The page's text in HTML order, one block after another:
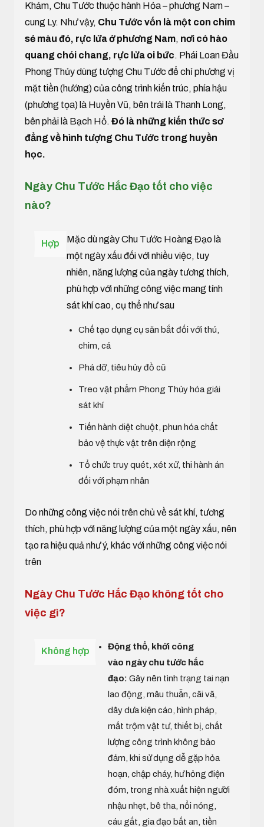
Khảm, Chu Tước thuộc hành Hỏa – phương Nam –
cung Ly. Như vậy, Chu Tước vốn là một con chim
sẻ màu đỏ, rực lửa ở phương Nam, nơi có hào
quang chói chang, rực lửa oi bức. Phái Loan Đầu
Phong Thủy dùng tượng Chu Tước để chỉ phương vị
mặt tiền (hướng) của công trình kiến trúc, phía hậu
(phương tọa) là Huyền Vũ, bên trái là Thanh Long,
bên phải là Bạch Hổ. Đó là những kiến thức sơ
đẳng về hình tượng Chu Tước trong huyền
học.
Ngày Chu Tước Hắc Đạo tốt cho việc
nào?
Hợp
Mặc dù ngày Chu Tước Hoàng Đạo là
một ngày xấu đối với nhiều việc, tuy
nhiên, năng lượng của ngày tương thích,
phù hợp với những công việc mang tính
sát khí cao, cụ thể như sau
Chế tạo dụng cụ săn bắt đối với thú,
chim, cá
Phá dỡ, tiêu hủy đồ cũ
Treo vật phẩm Phong Thủy hóa giải
sát khí
Tiến hành diệt chuột, phun hóa chất
bảo vệ thực vật trên diện rộng
Tổ chức truy quét, xét xử, thi hành án
đối với phạm nhân
Do những công việc nói trên chủ về sát khí, tương
thích, phù hợp với năng lượng của một ngày xấu, nên
tạo ra hiệu quả như ý, khác với những công việc nói
trên
Ngày Chu Tước Hắc Đạo không tốt cho
việc gì?
Không hợp
Động thổ, khởi công
vào ngày chu tước hắc
đạo: Gây nên tình trạng tai nạn
lao động, mâu thuẫn, cãi vã,
dây dưa kiện cáo, hình pháp,
mất trộm vật tư, thiết bị, chất
lượng công trình không bảo
đảm, khi sử dụng dễ gặp hỏa
hoạn, chập cháy, hư hỏng điện
đóm, trong nhà xuất hiện người
nhậu nhẹt, bê tha, nổi nóng,
cáu gắt, gia đạo bất an, tiền